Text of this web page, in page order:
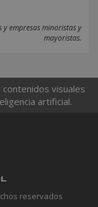
empresas minoristas y
mayoristas.
visuales
artificial.
reservados